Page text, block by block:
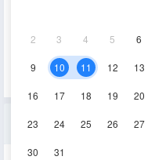
2 3 4 5 6
9 10 11 12 13
16 17 18 19 20
23 24 25 26 27
30 31